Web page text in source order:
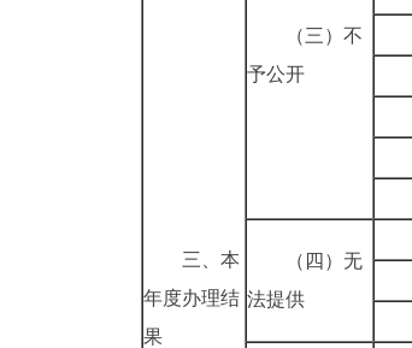
三、本
年度办理结
果
（三）不
予公开
（四）无
法提供